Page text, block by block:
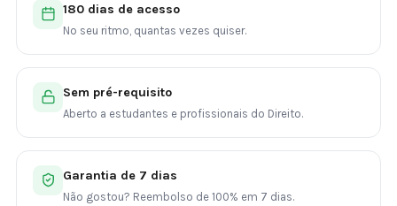
180 dias de acesso
No seu ritmo, quantas vezes quiser.
Sem pré-requisito
Aberto a estudantes e profissionais do Direito.
Garantia de 7 dias
Não gostou? Reembolso de 100% em 7 dias.